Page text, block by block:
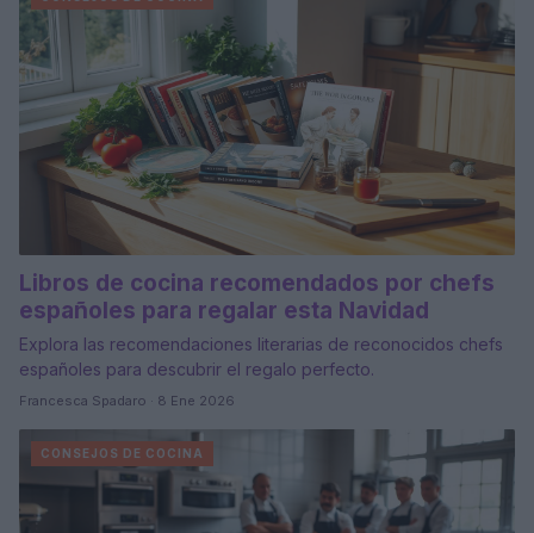
Libros de cocina recomendados por chefs
españoles para regalar esta Navidad
Explora las recomendaciones literarias de reconocidos chefs
españoles para descubrir el regalo perfecto.
Francesca Spadaro · 8 Ene 2026
CONSEJOS DE COCINA